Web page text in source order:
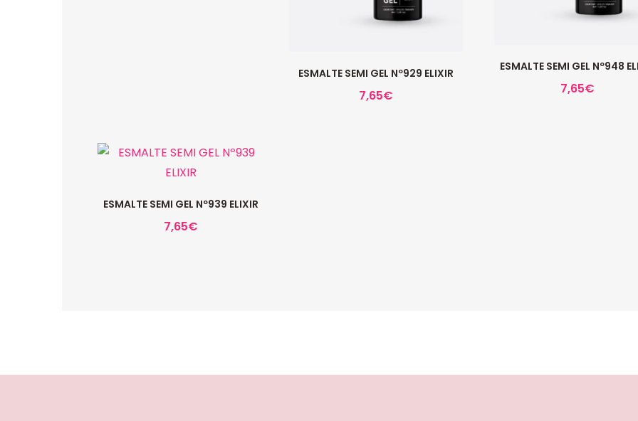
ESMALTE SEMI GEL Nº929 ELIXIR
7,65€
ESMALTE SEMI GEL Nº948
7,65€
ESMALTE SEMI GEL Nº939 ELIXIR
7,65€